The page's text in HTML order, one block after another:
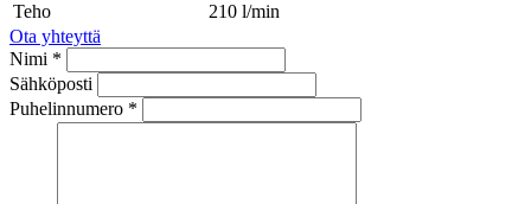
Teho
210 l/min
Ota yhteyttä
Nimi *
Sähköposti
Puhelinnumero *